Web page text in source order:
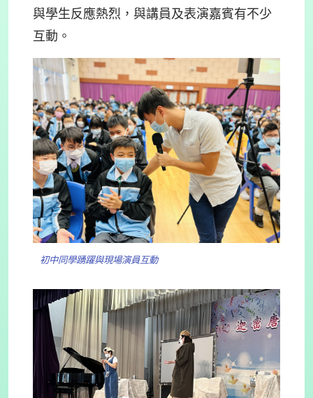
與學生反應熱烈，與講員及表演嘉賓有不少
互動。
初中同學踴躍與現場演員互動